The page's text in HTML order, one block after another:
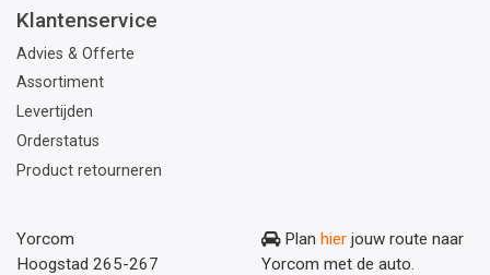
Klantenservice
Advies & Offerte
Assortiment
Levertijden
Orderstatus
Product retourneren
Yorcom
Hoogstad 265-267
Plan hier jouw route naar
Yorcom met de auto.